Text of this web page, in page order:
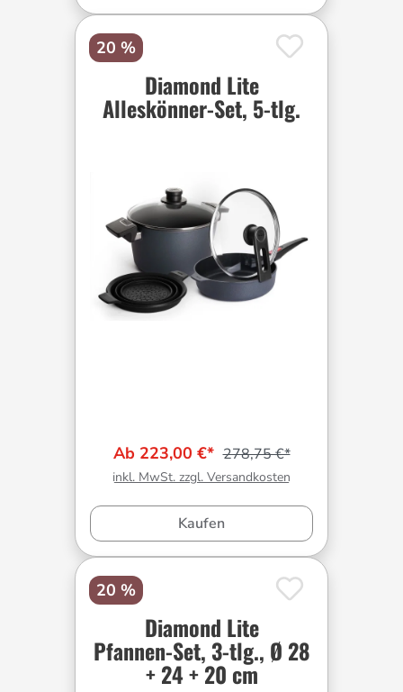
20 %
Diamond Lite
Alleskönner-Set, 5-tlg.
Ab 223,00 €* 278,75 €*
inkl. MwSt. zzgl. Versandkosten
Kaufen
20 %
Diamond Lite
Pfannen-Set, 3-tlg., Ø 28
+ 24 + 20 cm